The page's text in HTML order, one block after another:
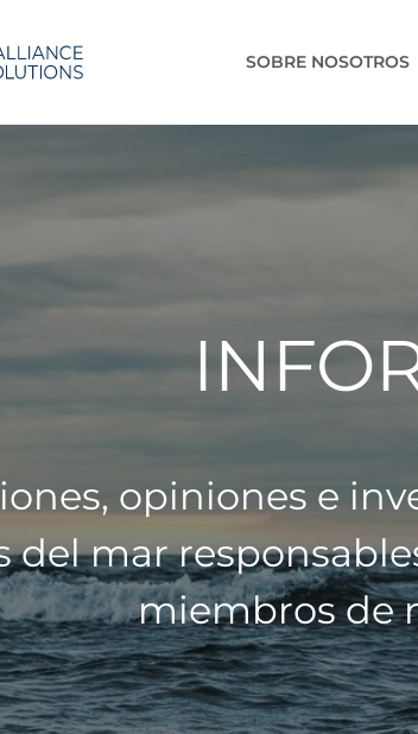
SOBRE NOSOTROS
opiniones e
del mar
miembros de